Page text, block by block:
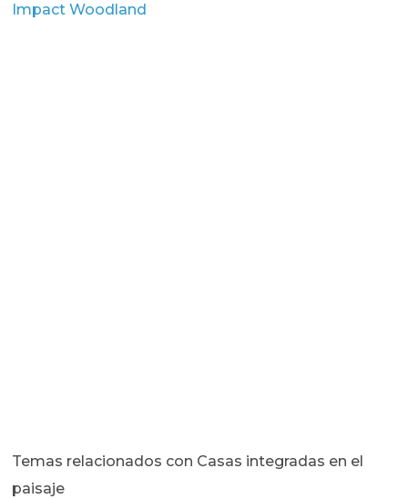
Impact Woodland
Temas relacionados con Casas integradas en el
paisaje